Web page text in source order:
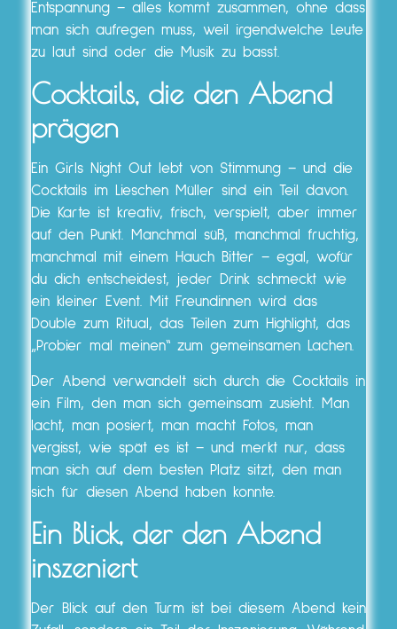
Entspannung – alles kommt zusammen, ohne dass
man sich aufregen muss, weil irgendwelche Leute
zu laut sind oder die Musik zu basst.
Cocktails, die den Abend
prägen
Ein Girls Night Out lebt von Stimmung – und die
Cocktails im Lieschen Müller sind ein Teil davon.
Die Karte ist kreativ, frisch, verspielt, aber immer
auf den Punkt. Manchmal süß, manchmal fruchtig,
manchmal mit einem Hauch Bitter – egal, wofür
du dich entscheidest, jeder Drink schmeckt wie
ein kleiner Event. Mit Freundinnen wird das
Double zum Ritual, das Teilen zum Highlight, das
„Probier mal meinen“ zum gemeinsamen Lachen.
Der Abend verwandelt sich durch die Cocktails in
ein Film, den man sich gemeinsam zusieht. Man
lacht, man posiert, man macht Fotos, man
vergisst, wie spät es ist – und merkt nur, dass
man sich auf dem besten Platz sitzt, den man
sich für diesen Abend haben konnte.
Ein Blick, der den Abend
inszeniert
Der Blick auf den Turm ist bei diesem Abend kein